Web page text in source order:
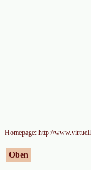
Homepage: http://
Oben